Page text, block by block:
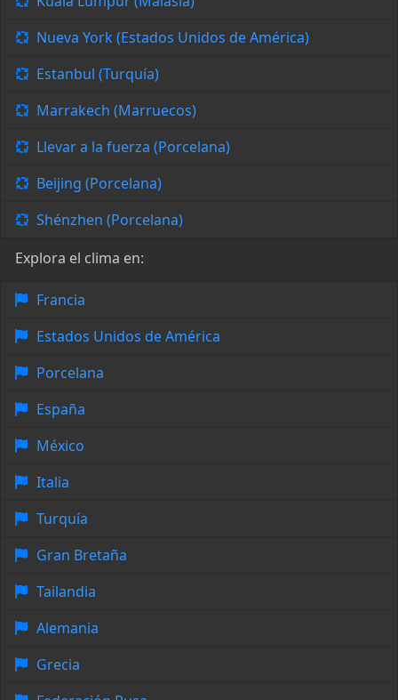
Nueva York (Estados Unidos de América)
Estanbul (Turquía)
Marrakech (Marruecos)
Llevar a la fuerza (Porcelana)
Beijing (Porcelana)
Shénzhen (Porcelana)
Explora el clima en:
Francia
Estados Unidos de América
Porcelana
España
México
Italia
Turquía
Gran Bretaña
Tailandia
Alemania
Grecia